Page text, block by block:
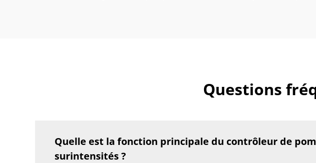
Questions
Quelle est la fonction principale du contrôleur de
surintensités ?